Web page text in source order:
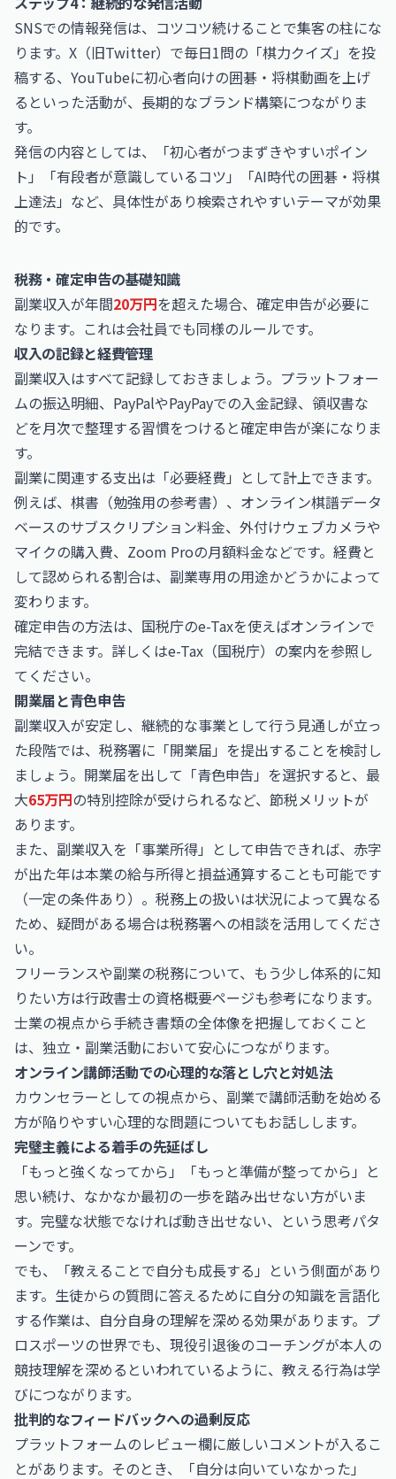
SNSでの情報発信は、コツコツ続けることで集客の柱にな
ります。X（旧Twitter）で毎日1問の「棋力クイズ」を投
稿する、YouTubeに初心者向けの囲碁・将棋動画を上げ
るといった活動が、長期的なブランド構築につながりま
す。
発信の内容としては、「初心者がつまずきやすいポイン
ト」「有段者が意識しているコツ」「AI時代の囲碁・将棋
上達法」など、具体性があり検索されやすいテーマが効果
的です。
税務・確定申告の基礎知識
副業収入が年間20万円を超えた場合、確定申告が必要に
なります。これは会社員でも同様のルールです。
収入の記録と経費管理
副業収入はすべて記録しておきましょう。プラットフォー
ムの振込明細、PayPalやPayPayでの入金記録、領収書な
どを月次で整理する習慣をつけると確定申告が楽になりま
す。
副業に関連する支出は「必要経費」として計上できます。
例えば、棋書（勉強用の参考書）、オンライン棋譜データ
ベースのサブスクリプション料金、外付けウェブカメラや
マイクの購入費、Zoom Proの月額料金などです。経費と
して認められる割合は、副業専用の用途かどうかによって
変わります。
確定申告の方法は、国税庁のe-Taxを使えばオンラインで
完結できます。詳しくはe-Tax（国税庁） の案内を参照し
てください。
開業届と青色申告
副業収入が安定し、継続的な事業として行う見通しが立っ
た段階では、税務署に「開業届」を提出することを検討し
ましょう。開業届を出して「青色申告」を選択すると、最
大65万円の特別控除が受けられるなど、節税メリットが
あります。
また、副業収入を「事業所得」として申告できれば、赤字
が出た年は本業の給与所得と損益通算することも可能です
（一定の条件あり）。税務上の扱いは状況によって異なる
ため、疑問がある場合は税務署への相談を活用してくださ
い。
フリーランスや副業の税務について、もう少し体系的に知
りたい方は行政書士の資格概要ページも参考になります。
士業の視点から手続き書類の全体像を把握しておくこと
は、独立・副業活動において安心につながります。
オンライン講師活動での心理的な落とし穴と対処法
カウンセラーとしての視点から、副業で講師活動を始める
方が陥りやすい心理的な問題についてもお話しします。
完璧主義による着手の先延ばし
「もっと強くなってから」「もっと準備が整ってから」と
思い続け、なかなか最初の一歩を踏み出せない方がいま
す。完璧な状態でなければ動き出せない、という思考パタ
ーンです。
でも、「教えることで自分も成長する」という側面があり
ます。生徒からの質問に答えるために自分の知識を言語化
する作業は、自分自身の理解を深める効果があります。プ
ロスポーツの世界でも、現役引退後のコーチングが本人の
競技理解を深めるといわれているように、教える行為は学
びにつながります。
批判的なフィードバックへの過剰反応
プラットフォームのレビュー欄に厳しいコメントが入るこ
とがあります。そのとき、「自分は向いていなかった」